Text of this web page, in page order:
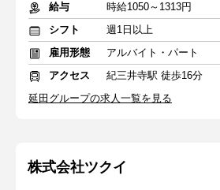
給与
時給1050～1313円
シフト
週1日以上
雇用形態
アルバイト・パート
アクセス
紀三井寺駅 徒歩16分
延田グループの求人一覧を見る
株式会社ツクイ